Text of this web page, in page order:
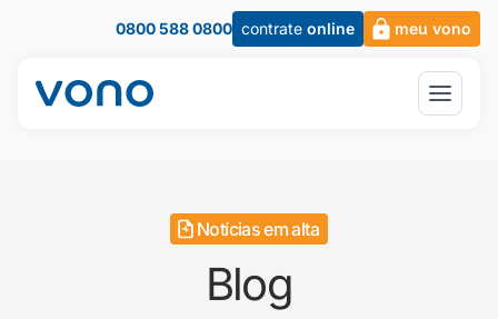
0800 588 0800 contrate online meu vono
Notícias em alta
Blog